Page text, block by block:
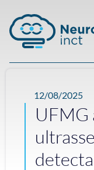
12/08/2025
UFMG